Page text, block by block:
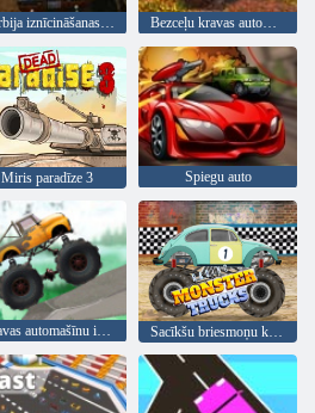
Derbija iznīcināšanas simulators Bezceļu kravas automašīnu simulatora kalnā kāpšana
Miris paradīze 3 Spiegu auto
Kravas automašīnu izmēģinājumi Sacīkšu briesmoņu kravas automašīnas